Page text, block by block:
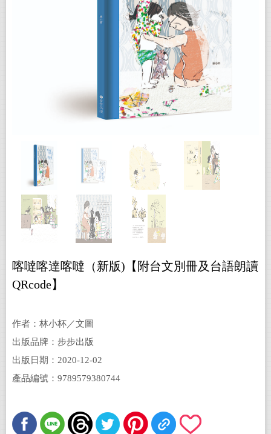
喀噠喀達喀噠（新版)【附台文別冊及台語朗讀
QRcode】
作者：林小杯／文圖
出版品牌：步步出版
出版日期：2020-12-02
產品編號：9789579380744